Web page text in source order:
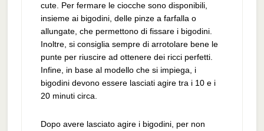
cute. Per fermare le ciocche sono disponibili,
insieme ai bigodini, delle pinze a farfalla o
allungate, che permettono di fissare i bigodini.
Inoltre, si consiglia sempre di arrotolare bene le
punte per riuscire ad ottenere dei ricci perfetti.
Infine, in base al modello che si impiega, i
bigodini devono essere lasciati agire tra i 10 e i
20 minuti circa.
Dopo avere lasciato agire i bigodini, per non